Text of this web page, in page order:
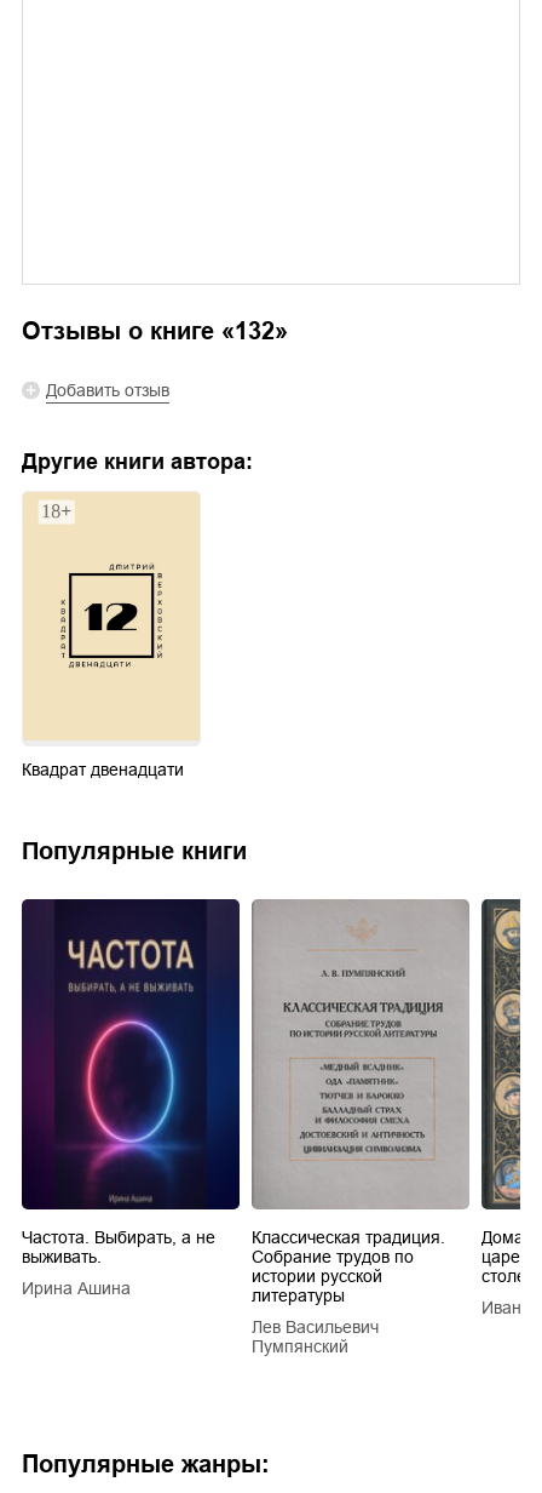
Популярные жанры:
Отзывы о книге «132»
Добавить отзыв
Другие книги автора:
Квадрат двенадцати
Популярные книги
Частота. Выбирать, а не
выживать.
Ирина Ашина
Классическая традиция.
Собрание трудов по
истории русской
литературы
Лев Васильевич
Пумпянский
царей
Иван